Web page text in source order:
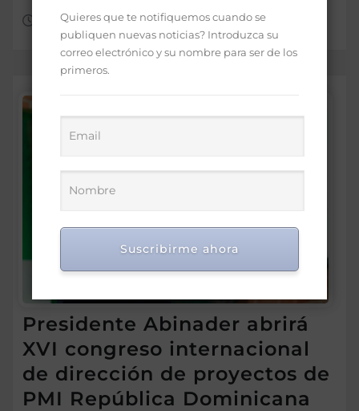
Ago 5, 2026
Presidente Abinader abrirá
XVI congreso internacional
de dirección de proyectos de
PMI República Dominicana
Quieres que te notifiquemos cuando se
publiquen nuevas noticias? Introduzca su
correo electrónico y su nombre para ser de los
primeros.
Suscribirme ahora